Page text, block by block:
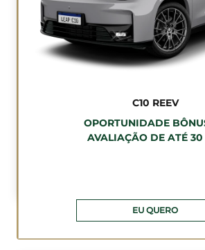
C10 REEV
OPORTUNIDADE
AVALIAÇÃO DE ATÉ
EU QUERO